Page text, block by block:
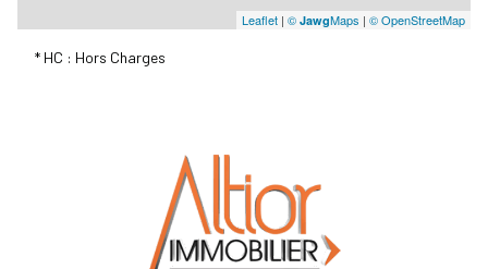
Leaflet | © JawgMaps | © OpenStreetMap
* HC : Hors Charges